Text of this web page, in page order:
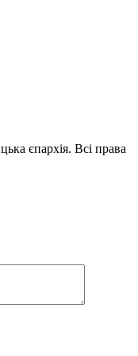
єпархія. Всі права